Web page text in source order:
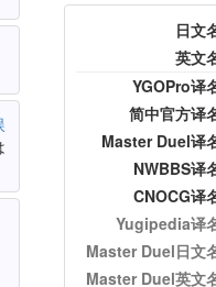
日文
英文
YGOPro译
简中官方译
Master Duel译
NWBBS译
CNOCG译
Yugipedia译
Master Duel日文
Master Duel英文